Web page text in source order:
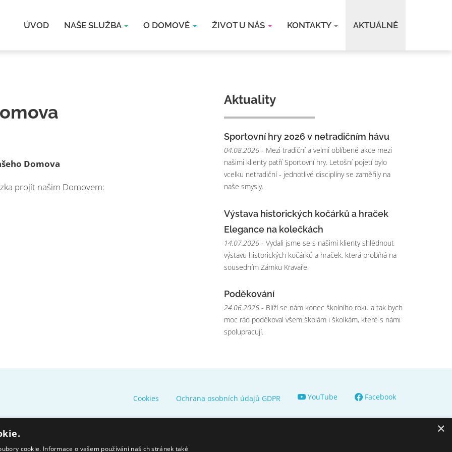
ÚVOD NAŠE SLUŽBA O DOMOVĚ ŽIVOT U NÁS KONTAKTY AKTUÁLNĚ
Domova
projít našim Domovem:
Aktuality
Sportovní hry 2026 v netradičním hávu
04.08.2026 - Mezi tradiční a velmi oblíbené akce mezi
našimi klienty patří Sportovní hry. Letošní pojetí bylo
vcelku netradiční - jednotlivé disciplíny se zaměřily na
naše smysly.
Výstava historických kočárků a hraček
Elegance na kolečkách
14.07.2026 - Vydali jsme se s našimi klienty shlédnout
výstavu historických kočárků a hraček, která probíhá na
sousedním Zámku Kravaře.
Poděkování
24.06.2026 - Blíží se nám konec školního roku a tak bych
moc rád poděkoval všem školám i školkám, které s námi
spolupracují.
Cookies Ochrana osobních údajů GDPR YouTube Facebook
Moravskoslezský kraj poskytuje
×
cookie. Informace o vašem používání našich stránek také